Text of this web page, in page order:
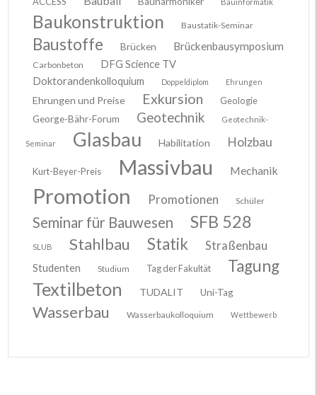
Baukonstruktion Baustatik-Seminar
Baustoffe Brücken Brückenbausymposium
Carbonbeton
DFG Science TV
Doktorandenkolloquium
Doppeldiplom Ehrungen
Ehrungen und Preise Exkursion
Geologie
George-Bähr-Forum
Geotechnik Geotechnik-
Seminar Glasbau Habilitation Holzbau
Kurt-Beyer-Preis Massivbau Mechanik
Promotion Promotionen Schüler
Seminar für Bauwesen SFB 528
SLUB Stahlbau Statik Straßenbau
Studenten Studium Tag der Fakultät Tagung
Textilbeton TUDALIT Uni-Tag
Wasserbau Wasserbaukolloquium Wettbewerb